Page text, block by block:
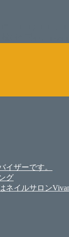
イザーです。
グ
ネイルサロン